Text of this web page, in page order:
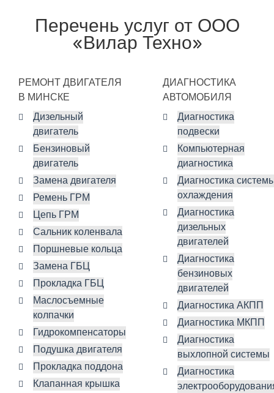
Перечень услуг от ООО
«Вилар Техно»
РЕМОНТ ДВИГАТЕЛЯ
В МИНСКЕ
Дизельный
двигатель
Бензиновый
двигатель
Замена двигателя
Ремень ГРМ
Цепь ГРМ
Сальник коленвала
Поршневые кольца
Замена ГБЦ
Прокладка ГБЦ
Маслосъемные
колпачки
Гидрокомпенсаторы
Подушка двигателя
Прокладка поддона
Клапанная крышка
ДИАГНОСТИКА
АВТОМОБИЛЯ
Диагностика
подвески
Компьютерная
диагностика
Диагностика
охлаждения
Диагностика
дизельных
двигателей
Диагностика
бензиновых
двигателей
Диагностика АКПП
Диагностика МКПП
Диагностика
выхлопной системы
Диагностика